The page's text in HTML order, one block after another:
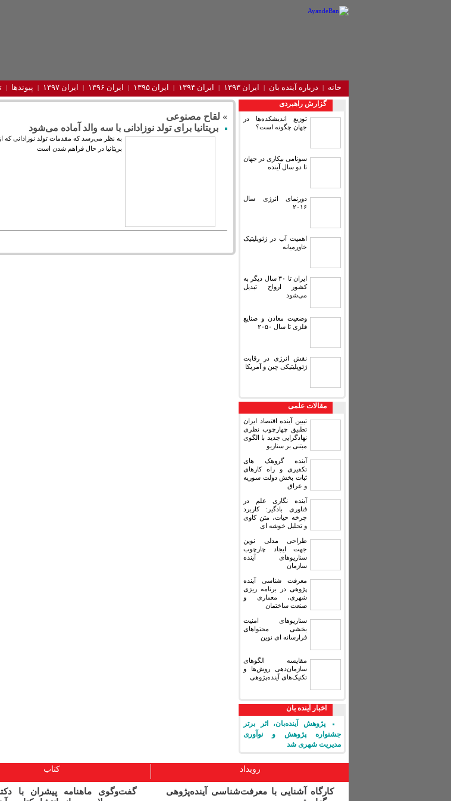
خانه درباره آینده‌ بان ایران ۱۳۹۳ ایران ۱۳۹۴ ایران ۱۳۹۵ ایران ۱۳۹۶ ایران ۱۳۹۷ پیوندها
گزارش راهبردی
توزیع اندیشکده‌ها در
جهان چگونه است؟
سونامی بیکاری در جهان
تا دو سال آینده
دورنمای انرژی سال
۲۰۱۶
اهمیت آب در ژئوپلیتیک
خاورمیانه
ایران تا ۳۰ سال دیگر به
کشور ارواح تبدیل
می‌شود
وضعیت معادن و صنایع
فلزی تا سال ۲۰۵۰
نقش انرژی در رقابت
ژئوپلیتیکی چین و آمریکا
مقالات علمی
تبیین آینده اقتصاد ایران
تطبیق چهارچوب نظری
نهادگرایی جدید با الگوی
مبتنی بر سناریو
آینده گروهک های
تکفیری و راه کارهای
ثبات بخش دولت سوریه
و عراق
آینده نگاری علم در
فناوری بادگیر: کاربرد
چرخه حیات، متن کاوی
و تحلیل خوشه ای
طراحی مدلی نوین
جهت ایجاد چارچوب
سناریوهای آینده
سازمان
معرفت شناسی آینده
پژوهی در برنامه ریزی
شهری، معماری و
صنعت ساختمان
سناریوهای امنیت
بخشی محتواهای
فرارسانه ای نوین
مقایسه‏ الگوهای
سازمان‌دهی روش‌ها و
تکنیک‌های آینده‌پژوهی
اخبار آینده بان
پژوهش آینده‌بان، اثر برتر
جشنواره پژوهش و نوآوری
مدیریت شهری شد
» لقاح مصنوعی
بریتانیا برای تولد نوزادانی با سه والد آماده می‌شود
به نظر می‌رسد که مقدمات تولد نوزادانی که
بریتانیا در حال فراهم شدن است
رویداد کتاب
کارگاه آشنایی با معرفت‌شناسی آینده‌پژوهی
گفت‌وگوی ماهنامه پیشران با